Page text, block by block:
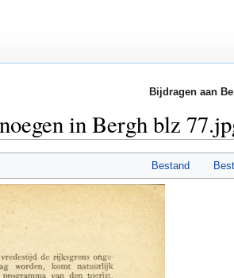
Bijdragen aan
in Bergh blz
Bestand